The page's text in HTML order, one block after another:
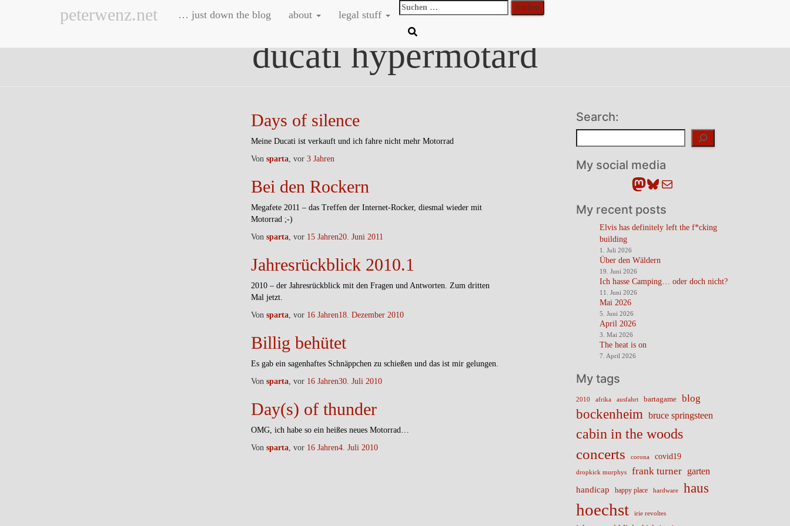
peterwenz.net … just down the blog about legal stuff
Suchen
nach:
ducati hypermotard
Days of silence
Meine Ducati ist verkauft und ich fahre nicht mehr Motorrad
Von sparta, vor 3 Jahren
Bei den Rockern
Megafete 2011 – das Treffen der Internet-Rocker, diesmal wieder mit
Motorrad ;-)
Von sparta, vor 15 Jahren20. Juni 2011
Jahresrückblick 2010.1
2010 – der Jahresrückblick mit den Fragen und Antworten. Zum dritten
Mal jetzt.
Von sparta, vor 16 Jahren18. Dezember 2010
Billig behütet
Es gab ein sagenhaftes Schnäppchen zu schießen und das ist mir gelungen.
Von sparta, vor 16 Jahren30. Juli 2010
Day(s) of thunder
OMG, ich habe so ein heißes neues Motorrad…
Von sparta, vor 16 Jahren4. Juli 2010
Search:
My social media
Mastodon
Bluesky
E-Mail
My recent posts
Elvis has definitely left the f*cking
building
1. Juli 2026
Über den Wäldern
19. Juni 2026
Ich hasse Camping… oder doch nicht?
11. Juni 2026
Mai 2026
5. Juni 2026
April 2026
3. Mai 2026
The heat is on
7. April 2026
My tags
2010 afrika ausfahrt bartagame blog
bockenheim bruce springsteen
cabin in the woods
concerts
corona covid19
dropkick murphys frank turner
garten
handicap
happy place hardware haus
hoechst irie revoltes